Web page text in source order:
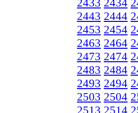
2443 2444
2453 2454
2463 2464
2473 2474
2483 2484
2493 2494
2503 2504
2513 2514